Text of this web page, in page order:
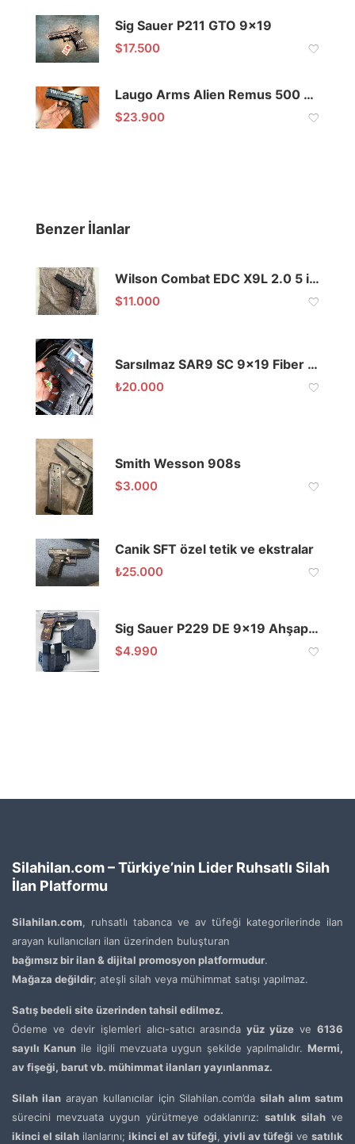
Sig Sauer P211 GTO 9×19
$17.500
Laugo Arms Alien Remus 500 Limited Edition 9×19
$23.900
Benzer İlanlar
Wilson Combat EDC X9L 2.0 5 inch 9mm
$11.000
Sarsılmaz SAR9 SC 9×19 Fiber Gez
₺20.000
Smith Wesson 908s
$3.000
Canik SFT özel tetik ve ekstralar
₺25.000
Sig Sauer P229 DE 9×19 Ahşap Kabza
$4.990
Silahilan.com – Türkiye’nin Lider Ruhsatlı Silah
İlan Platformu
Silahilan.com, ruhsatlı tabanca ve av tüfeği kategorilerinde ilan
arayan kullanıcıları ilan üzerinden buluşturan
bağımsız bir ilan & dijital promosyon platformudur.
Mağaza değildir; ateşli silah veya mühimmat satışı yapılmaz.
Satış bedeli site üzerinden tahsil edilmez.
Ödeme ve devir işlemleri alıcı-satıcı arasındayüz yüze ve6136
sayılı Kanunile ilgili mevzuata uygun şekilde yapılmalıdır. Mermi,
av fişeği, barut vb. mühimmat ilanları yayınlanmaz.
Silah ilanarayan kullanıcılar için Silahilan.com’dasilah alım satım
sürecini mevzuata uygun yürütmeye odaklanırız:satılık silah ve
ikinci el silah ilanlarını;ikinci el av tüfeği, yivli av tüfeği vesatılık